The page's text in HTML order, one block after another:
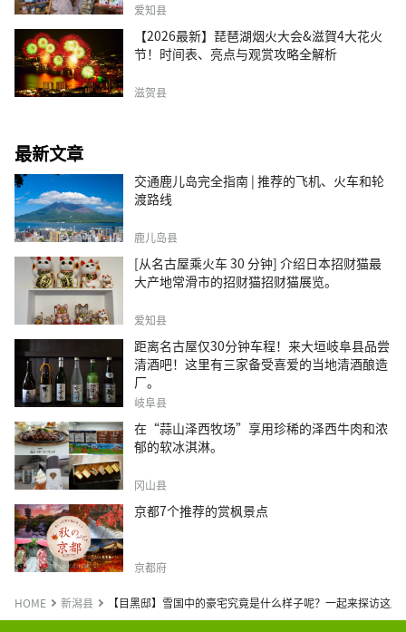
爱知县
【2026最新】琵琶湖烟火大会&滋賀4大花火
节！时间表、亮点与观赏攻略全解析
滋贺县
最新文章
交通鹿儿岛完全指南 | 推荐的飞机、火车和轮
渡路线
鹿儿岛县
[从名古屋乘火车 30 分钟] 介绍日本招财猫最
大产地常滑市的招财猫招财猫展览。
爱知县
距离名古屋仅30分钟车程！来大垣岐阜县品尝
清酒吧！这里有三家备受喜爱的当地清酒酿造
厂。
岐阜县
在“蒜山泽西牧场”享用珍稀的泽西牛肉和浓
郁的软冰淇淋。
冈山县
京都7个推荐的赏枫景点
京都府
HOME 新潟县 【目黑邸】雪国中的豪宅究竟是什么样子呢？一起来探访这